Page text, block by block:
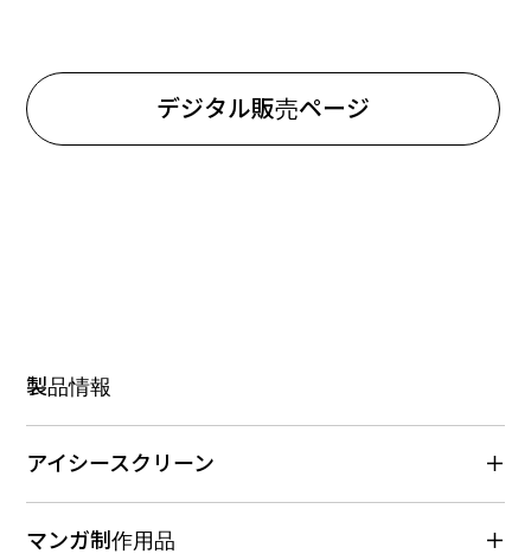
製品情報
アイシースクリーン
マンガ制作用品
デジタル販売ページ